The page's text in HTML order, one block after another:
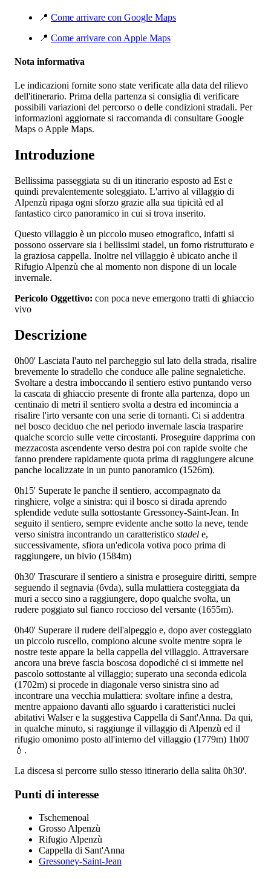
📍 Come arrivare con Google Maps
📍 Come arrivare con Apple Maps
Nota informativa
Le indicazioni fornite sono state verificate alla data del rilievo
dell'itinerario. Prima della partenza si consiglia di verificare
possibili variazioni del percorso o delle condizioni stradali. Per
informazioni aggiornate si raccomanda di consultare Google
Maps o Apple Maps.
Introduzione
Bellissima passeggiata su di un itinerario esposto ad Est e
quindi prevalentemente soleggiato. L'arrivo al villaggio di
Alpenzù ripaga ogni sforzo grazie alla sua tipicità ed al
fantastico circo panoramico in cui si trova inserito.
Questo villaggio è un piccolo museo etnografico, infatti si
possono osservare sia i bellissimi stadel, un forno ristrutturato e
la graziosa cappella. Inoltre nel villaggio è ubicato anche il
Rifugio Alpenzù che al momento non dispone di un locale
invernale.
Pericolo Oggettivo: con poca neve emergono tratti di ghiaccio
vivo
Descrizione
0h00' Lasciata l'auto nel parcheggio sul lato della strada, risalire
brevemente lo stradello che conduce alle paline segnaletiche.
Svoltare a destra imboccando il sentiero estivo puntando verso
la cascata di ghiaccio presente di fronte alla partenza, dopo un
centinaio di metri il sentiero svolta a destra ed incomincia a
risalire l'irto versante con una serie di tornanti. Ci si addentra
nel bosco deciduo che nel periodo invernale lascia trasparire
qualche scorcio sulle vette circostanti. Proseguire dapprima con
mezzacosta ascendente verso destra poi con rapide svolte che
fanno prendere rapidamente quota prima di raggiungere alcune
panche localizzate in un punto panoramico (1526m).
0h15' Superate le panche il sentiero, accompagnato da
ringhiere, volge a sinistra: qui il bosco si dirada aprendo
splendide vedute sulla sottostante Gressoney-Saint-Jean. In
seguito il sentiero, sempre evidente anche sotto la neve, tende
verso sinistra incontrando un caratteristico stadel e,
successivamente, sfiora un'edicola votiva poco prima di
raggiungere, un bivio (1584m)
0h30' Trascurare il sentiero a sinistra e proseguire diritti, sempre
seguendo il segnavia (6vda), sulla mulattiera costeggiata da
muri a secco sino a raggiungere, dopo qualche svolta, un
rudere poggiato sul fianco roccioso del versante (1655m).
0h40' Superare il rudere dell'alpeggio e, dopo aver costeggiato
un piccolo ruscello, compiono alcune svolte mentre sopra le
nostre teste appare la bella cappella del villaggio. Attraversare
ancora una breve fascia boscosa dopodiché ci si immette nel
pascolo sottostante al villaggio; superato una seconda edicola
(1702m) si procede in diagonale verso sinistra sino ad
incontrare una vecchia mulattiera: svoltare infine a destra,
mentre appaiono davanti allo sguardo i caratteristici nuclei
abitativi Walser e la suggestiva Cappella di Sant'Anna. Da qui,
in qualche minuto, si raggiunge il villaggio di Alpenzù ed il
rifugio omonimo posto all'interno del villaggio (1779m) 1h00'
💧.
La discesa si percorre sullo stesso itinerario della salita 0h30'.
Punti di interesse
Tschemenoal
Grosso Alpenzù
Rifugio Alpenzù
Cappella di Sant'Anna
Gressoney-Saint-Jean